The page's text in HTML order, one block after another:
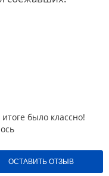
было классно!
ОСТАВИТЬ ОТЗЫВ